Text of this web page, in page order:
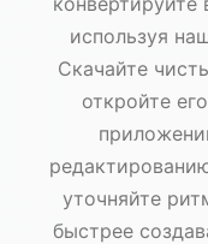
используя
Скачайте
откройте
уточняйте
быстрее